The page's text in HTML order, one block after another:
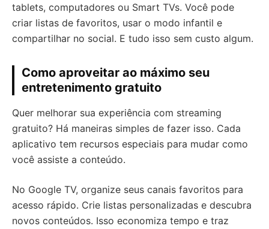
tablets, computadores ou Smart TVs. Você pode
criar listas de favoritos, usar o modo infantil e
compartilhar no social. E tudo isso sem custo algum.
Como aproveitar ao máximo seu
entretenimento gratuito
Quer melhorar sua experiência com streaming
gratuito? Há maneiras simples de fazer isso. Cada
aplicativo tem recursos especiais para mudar como
você assiste a conteúdo.
No Google TV, organize seus canais favoritos para
acesso rápido. Crie listas personalizadas e descubra
novos conteúdos. Isso economiza tempo e traz